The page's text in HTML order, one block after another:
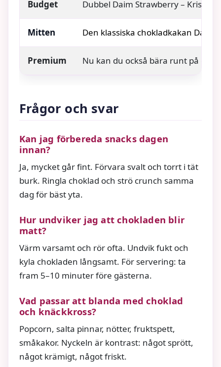
Budget Dubbel Daim Strawberry – Krispig
Mitten Den klassiska chokladkakan Daim
Premium Nu kan du också bära runt på en
Frågor och svar
Kan jag förbereda snacks dagen
innan?
Ja, mycket går fint. Förvara svalt och torrt i tät
burk. Ringla choklad och strö crunch samma
dag för bäst yta.
Hur undviker jag att chokladen blir
matt?
Värm varsamt och rör ofta. Undvik fukt och
kyla chokladen långsamt. För servering: ta
fram 5–10 minuter före gästerna.
Vad passar att blanda med choklad
och knäckkross?
Popcorn, salta pinnar, nötter, fruktspett,
småkakor. Nyckeln är kontrast: något sprött,
något krämigt, något friskt.